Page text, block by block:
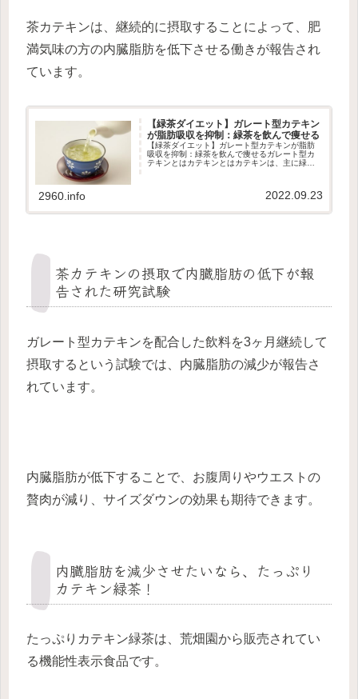
茶カテキンは、継続的に摂取することによって、肥
満気味の方の内臓脂肪を低下させる働きが報告され
ています。
【緑茶ダイエット】ガレート型カテキン
が脂肪吸収を抑制：緑茶を飲んで痩せる
【緑茶ダイエット】ガレート型カテキンが脂肪
吸収を抑制：緑茶を飲んで痩せるガレート型カ
テキンとはカテキンとはカテキンは、主に緑茶
2960.info 2022.09.23
茶カテキンの摂取で内臓脂肪の低下が報
告された研究試験
ガレート型カテキンを配合した飲料を3ヶ月継続して
摂取するという試験では、内臓脂肪の減少が報告さ
れています。
内臓脂肪が低下することで、お腹周りやウエストの
贅肉が減り、サイズダウンの効果も期待できます。
内臓脂肪を減少させたいなら、たっぷり
カテキン緑茶！
たっぷりカテキン緑茶は、荒畑園から販売されてい
る機能性表示食品です。